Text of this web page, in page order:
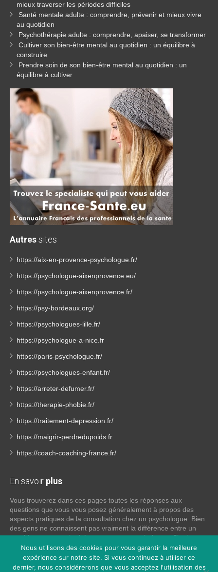
mieux traverser les périodes difficiles
Santé mentale adulte : comprendre, prévenir et mieux vivre
au quotidien
Psychothérapie adulte : comprendre, apaiser, se transformer
Cultiver son bien-être mental au quotidien : un équilibre à
construire
Prendre soin de son bien-être mental au quotidien : un
équilibre à cultiver
Autressites
https://aix-en-provence-psychologue.fr/
https://psychologue-aixenprovence.eu/
https://psychologue-aixenprovence.fr/
https://psy-bordeaux.org/
https://psychologues-lille.fr/
https://psychologue-a-nice.fr
https://paris-psychologue.fr/
https://psychologues-enfant.fr/
https://arreter-defumer.fr/
https://therapie-phobie.fr/
https://traitement-depression.fr/
https://maigrir-perdredupoids.fr
https://coach-coaching-france.fr/
En savoir plus
Vous trouverez dans ces pages toutes les réponses aux
questions que vous vous posez généralement à propos des
aspects pratiques de la consultation chez un psychologue. Bien
des gens ne connaissent pas vraiment la différence entre un
psychiatre, un psychothérapeute et un psychologue. Si tel est
votre cas, voici quelques définitions qui devraient clarifier les
choses, n’hésitez pas à nous contacter:
Nous utilisons des cookies pour vous garantir la meilleure
expérience sur notre site. Si vous continuez à utiliser ce
dernier, nous considérerons que vous acceptez l'utilisation des